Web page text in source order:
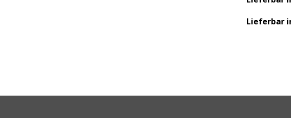
Lieferbar